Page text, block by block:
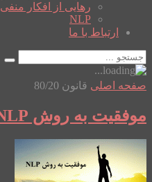
رهایی از افکار منفی
NLP
ارتباط با ما
صفحه اصلی قانون 80/20
موفقیت به روش NLP